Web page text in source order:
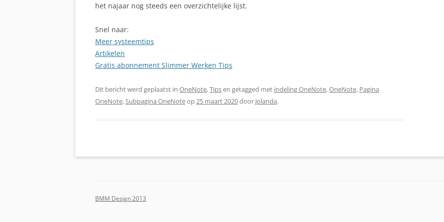
het najaar nog steeds een overzichtelijke lijst.
Snel naar:
Meer systeemtips
Artikelen
Gratis abonnement Slimmer Werken Tips
Dit bericht werd geplaatst in OneNote,Tipsen getagged met indeling OneNote,OneNote, Pagina
OneNote,Subpagina OneNoteop25 maart 2020door Jolanda.
BMM Design 2013